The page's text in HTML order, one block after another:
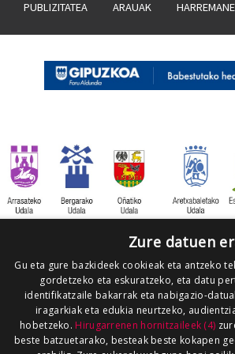
PUBLIZITATEA ARAUAK
Zure datuen
Gu eta gure bazkideek cookieak eta antzeko
gordetzeko eta eskuratzeko, eta datu
identifikatzaile bakarrak eta nabigazio-
iragarkiak eta edukia neurtzeko,
hobetzeko. Hirugarrenen hornitzaileek (4)
beste batzuetarako, besteak beste kokapen